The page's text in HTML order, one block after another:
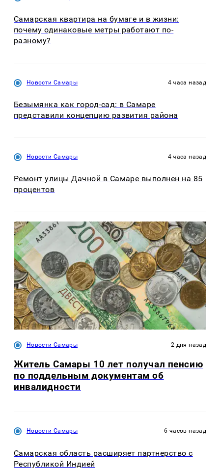
Самарская квартира на бумаге и в жизни:
почему одинаковые метры работают по-
разному?
Новости Самары 4 часа назад
Безымянка как город-сад: в Самаре
представили концепцию развития района
Новости Самары 4 часа назад
Ремонт улицы Дачной в Самаре выполнен на 85
процентов
Новости Самары 2 дня назад
Житель Самары 10 лет получал пенсию
по поддельным документам об
инвалидности
Новости Самары 6 часов назад
Самарская область расширяет партнерство с
Республикой Индией